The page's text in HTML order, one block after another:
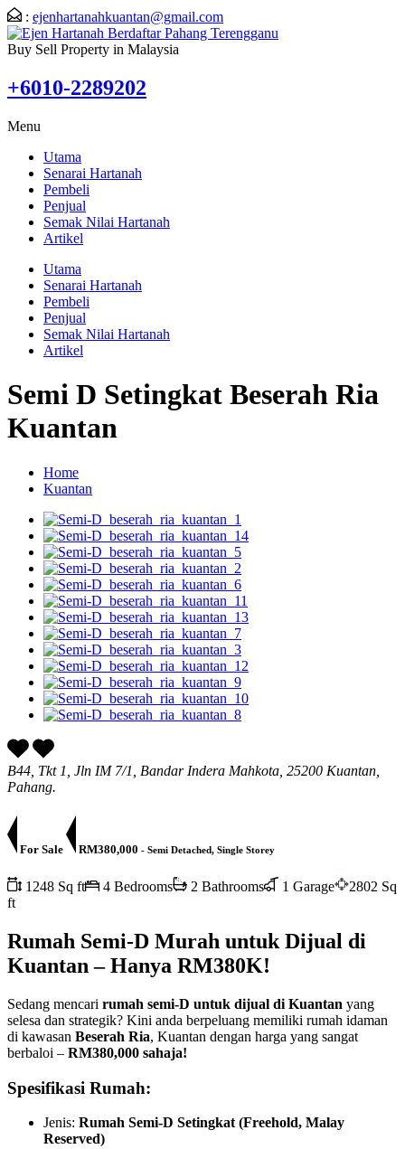
: ejenhartanahkuantan@gmail.com
Buy Sell Property in Malaysia
+6010-2289202
Menu
Utama
Senarai Hartanah
Pembeli
Penjual
Semak Nilai Hartanah
Artikel
Utama
Senarai Hartanah
Pembeli
Penjual
Semak Nilai Hartanah
Artikel
Semi D Setingkat Beserah Ria
Kuantan
Home
Kuantan
B44, Tkt 1, Jln IM 7/1, Bandar Indera Mahkota, 25200 Kuantan,
Pahang.
For Sale RM380,000 - Semi Detached, Single Storey
1248 Sq ft 4 Bedrooms 2 Bathrooms 1 Garage
2802 Sq
ft
Rumah Semi-D Murah untuk Dijual di
Kuantan – Hanya RM380K!
Sedang mencari rumah semi-D untuk dijual di Kuantan yang
selesa dan strategik? Kini anda berpeluang memiliki rumah idaman
di kawasan Beserah Ria, Kuantan dengan harga yang sangat
berbaloi – RM380,000 sahaja!
Spesifikasi Rumah:
Jenis: Rumah Semi-D Setingkat (Freehold, Malay
Reserved)